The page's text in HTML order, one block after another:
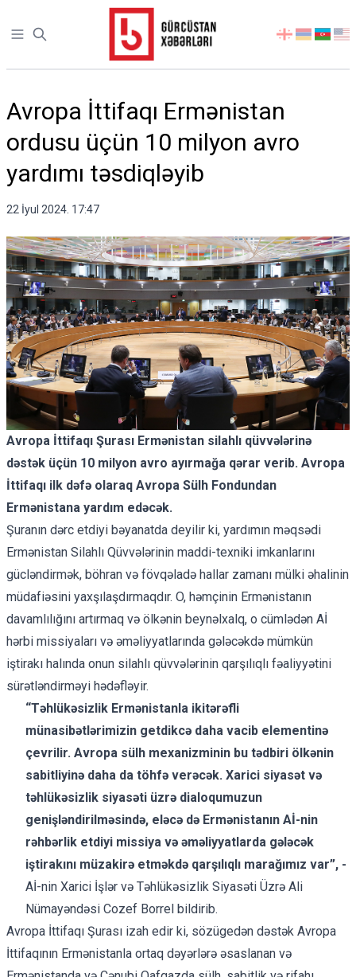
Open sidebar
აირჩიეთ
Avropa İttifaqı Ermənistan
ordusu üçün 10 milyon avro
yardımı təsdiqləyib
22 İyul 2024. 17:47
Avropa İttifaqı Şurası Ermənistan silahlı qüvvələrinə
dəstək üçün 10 milyon avro ayırmağa qərar verib. Avropa
İttifaqı ilk dəfə olaraq Avropa Sülh Fondundan
Ermənistana yardım edəcək.
Şuranın dərc etdiyi bəyanatda deyilir ki, yardımın məqsədi
Ermənistan Silahlı Qüvvələrinin maddi-texniki imkanlarını
gücləndirmək, böhran və fövqəladə hallar zamanı mülki əhalinin
müdafiəsini yaxşılaşdırmaqdır. O, həmçinin Ermənistanın
davamlılığını artırmaq və ölkənin beynəlxalq, o cümlədən Aİ
hərbi missiyaları və əməliyyatlarında gələcəkdə mümkün
iştirakı halında onun silahlı qüvvələrinin qarşılıqlı fəaliyyətini
sürətləndirməyi hədəfləyir.
“Təhlükəsizlik Ermənistanla ikitərəfli
münasibətlərimizin getdikcə daha vacib elementinə
çevrilir. Avropa sülh mexanizminin bu tədbiri ölkənin
sabitliyinə daha da töhfə verəcək. Xarici siyasət və
təhlükəsizlik siyasəti üzrə dialoqumuzun
genişləndirilməsində, eləcə də Ermənistanın Aİ-nin
rəhbərlik etdiyi missiya və əməliyyatlarda gələcək
iştirakını müzakirə etməkdə qarşılıqlı marağımız var”, -
Aİ-nin Xarici İşlər və Təhlükəsizlik Siyasəti Üzrə Ali
Nümayəndəsi Cozef Borrel bildirib.
Avropa İttifaqı Şurası izah edir ki, sözügedən dəstək Avropa
İttifaqının Ermənistanla ortaq dəyərlərə əsaslanan və